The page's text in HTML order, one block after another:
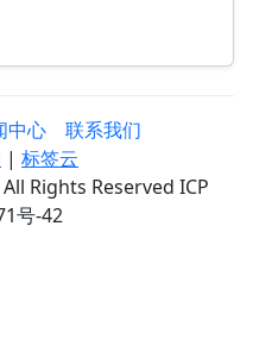
中心
联系我们
| 标签云
Rights Reserved ICP
号-42